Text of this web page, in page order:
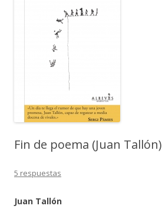
Fin de poema (Juan Tallón)
5 respuestas
Juan Tallón